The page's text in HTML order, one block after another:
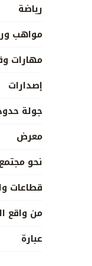
رياضة
مواهب
مهارات
إصدارات
جولة
معرض
نحو
قطاعات
من واقع
عبارة